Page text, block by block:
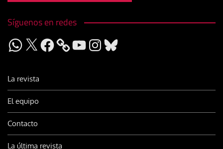
Síguenos en redes
WhatsApp
X Facebook YouTubeInstagram
Bluesky
La revista
El equipo
Contacto
La última revista